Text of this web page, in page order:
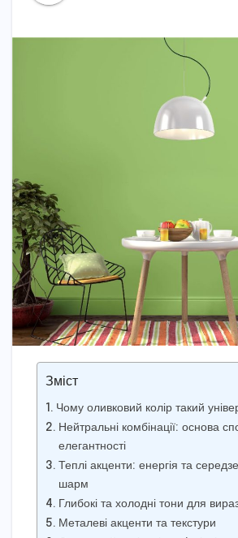
Зміст
Чому оливковий колір такий
Нейтральні комбінації: основа
елегантності
Теплі акценти: енергія та
шарм
Глибокі та холодні тони для
Металеві акценти та текстури